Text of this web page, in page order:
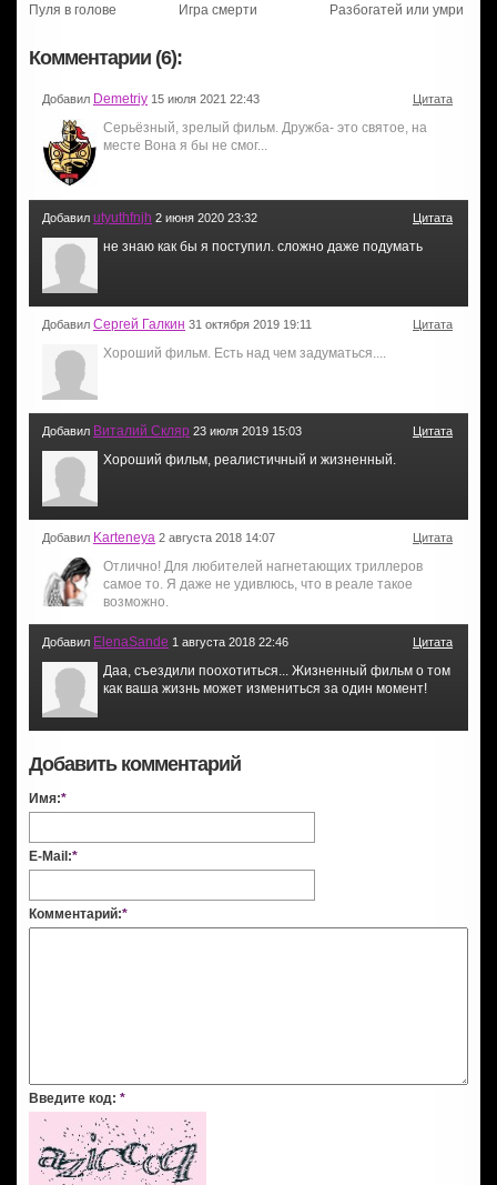
Пуля в голове Игра смерти Разбогатей или умри
Комментарии (6):
Добавил Demetriy 15 июля 2021 22:43 Цитата
Серьёзный, зрелый фильм. Дружба- это святое, на
месте Вона я бы не смог...
Добавил utyuthfnjh 2 июня 2020 23:32 Цитата
не знаю как бы я поступил. сложно даже подумать
Добавил Сергей Галкин 31 октября 2019 19:11 Цитата
Хороший фильм. Есть над чем задуматься....
Добавил Виталий Скляр 23 июля 2019 15:03 Цитата
Хороший фильм, реалистичный и жизненный.
Добавил Karteneya 2 августа 2018 14:07 Цитата
Отлично! Для любителей нагнетающих триллеров
самое то. Я даже не удивлюсь, что в реале такое
возможно.
Добавил ElenaSande 1 августа 2018 22:46 Цитата
Даа, съездили поохотиться... Жизненный фильм о том
как ваша жизнь может измениться за один момент!
Добавить комментарий
Имя:*
E-Mail:*
Комментарий:*
Введите код: *